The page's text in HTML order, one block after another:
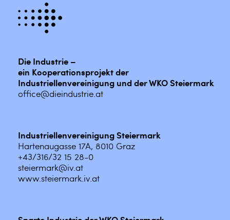
Die Industrie –
ein Kooperationsprojekt der
Industriellenvereinigung und der WKO Steiermark
office@dieindustrie.at
Industriellenvereinigung Steiermark
Hartenaugasse 17A, 8010 Graz
+43/316/32 15 28-0
steiermark@iv.at
www.steiermark.iv.at